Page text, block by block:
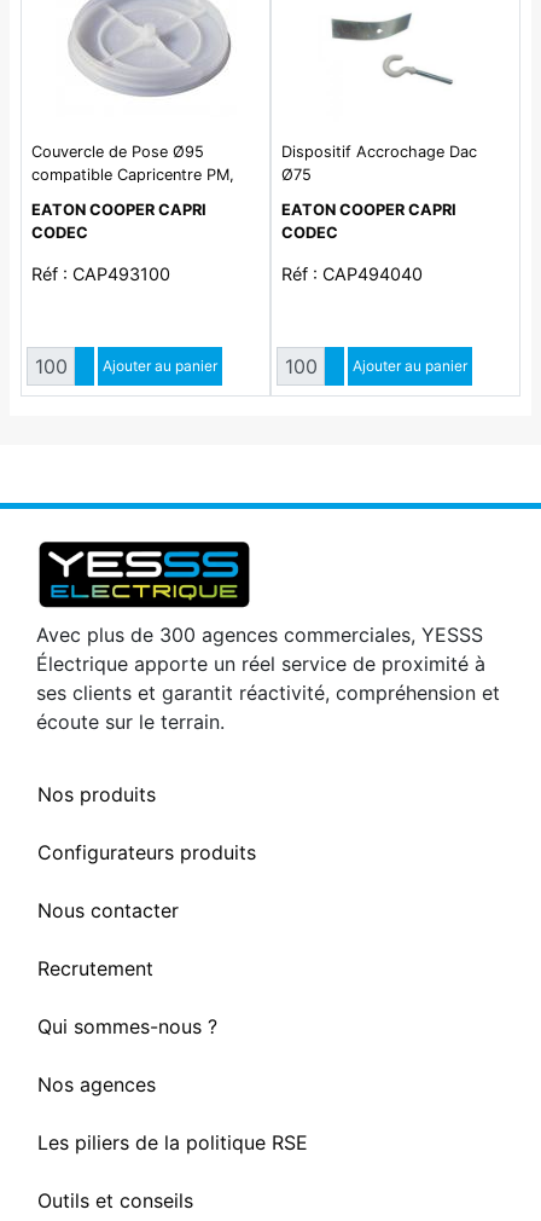
Couvercle de Pose Ø95
compatible Capricentre PM,
EATON COOPER CAPRI
CODEC
Réf : CAP493100
QuantitéAugmenter quantité
Diminuer quantité
Ajouter au panier
Dispositif Accrochage Dac
Ø75
EATON COOPER CAPRI
CODEC
Réf : CAP494040
QuantitéAugmenter quantité
Diminuer quantité
Ajouter au panier
Avec plus de 300 agences commerciales, YESSS
Électrique apporte un réel service de proximité à
ses clients et garantit réactivité, compréhension et
écoute sur le terrain.
Nos produits
Configurateurs produits
Nous contacter
Recrutement
Qui sommes-nous ?
Nos agences
Les piliers de la politique RSE
Outils et conseils